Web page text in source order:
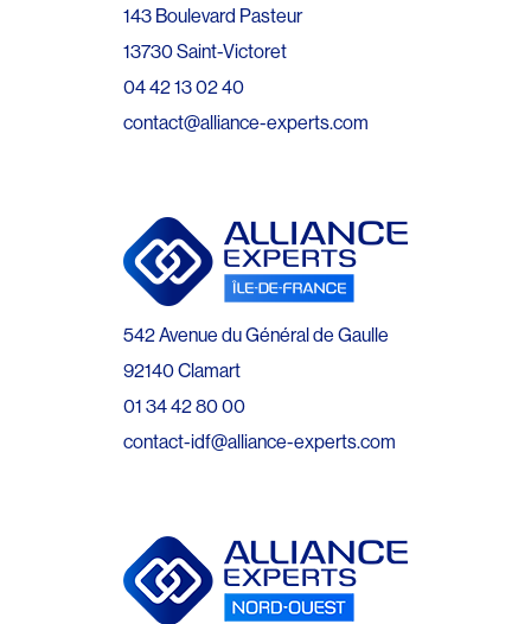
143 Boulevard Pasteur
13730 Saint-Victoret
04 42 13 02 40
contact@alliance-experts.com
542 Avenue du Général de Gaulle
92140 Clamart
01 34 42 80 00
contact-idf@alliance-experts.com